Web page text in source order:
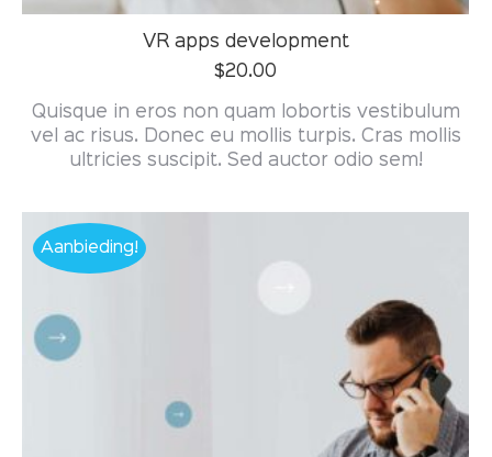
VR apps development
$20.00
Quisque in eros non quam lobortis vestibulum
vel ac risus. Donec eu mollis turpis. Cras mollis
ultricies suscipit. Sed auctor odio sem!
Aanbieding!